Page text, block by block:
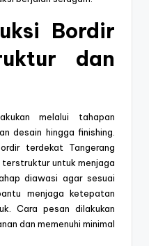
Bordir
dan
melalui tahapan
desain hingga finishing.
terdekat Tangerang
terstruktur untuk menjaga
diawasi agar sesuai
menjaga ketepatan
Cara pesan dilakukan
dan memenuhi minimal